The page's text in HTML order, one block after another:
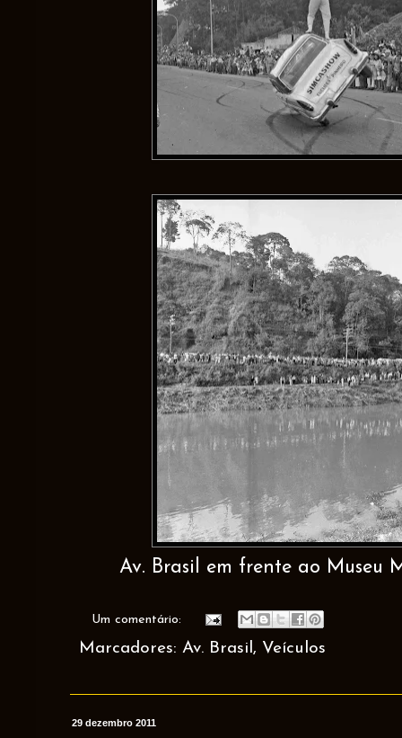
Av. Brasil em frente ao Museu
Um comentário:
Marcadores: Av. Brasil, Veículos
29 dezembro 2011